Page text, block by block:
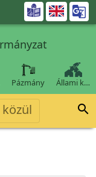

Pázmány Állami k…
